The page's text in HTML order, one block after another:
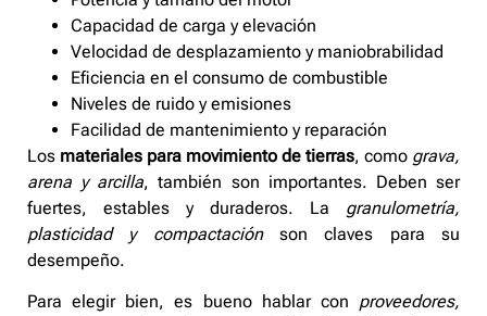
Capacidad de carga y elevación
Velocidad de desplazamiento y maniobrabilidad
Eficiencia en el consumo de combustible
Niveles de ruido y emisiones
Facilidad de mantenimiento y reparación
Los materiales para movimiento de tierras, como grava,
arena y arcilla, también son importantes. Deben ser
fuertes, estables y duraderos. La granulometría,
plasticidad y compactaciónson claves para su
desempeño.
Para elegir bien, es bueno hablar con proveedores,